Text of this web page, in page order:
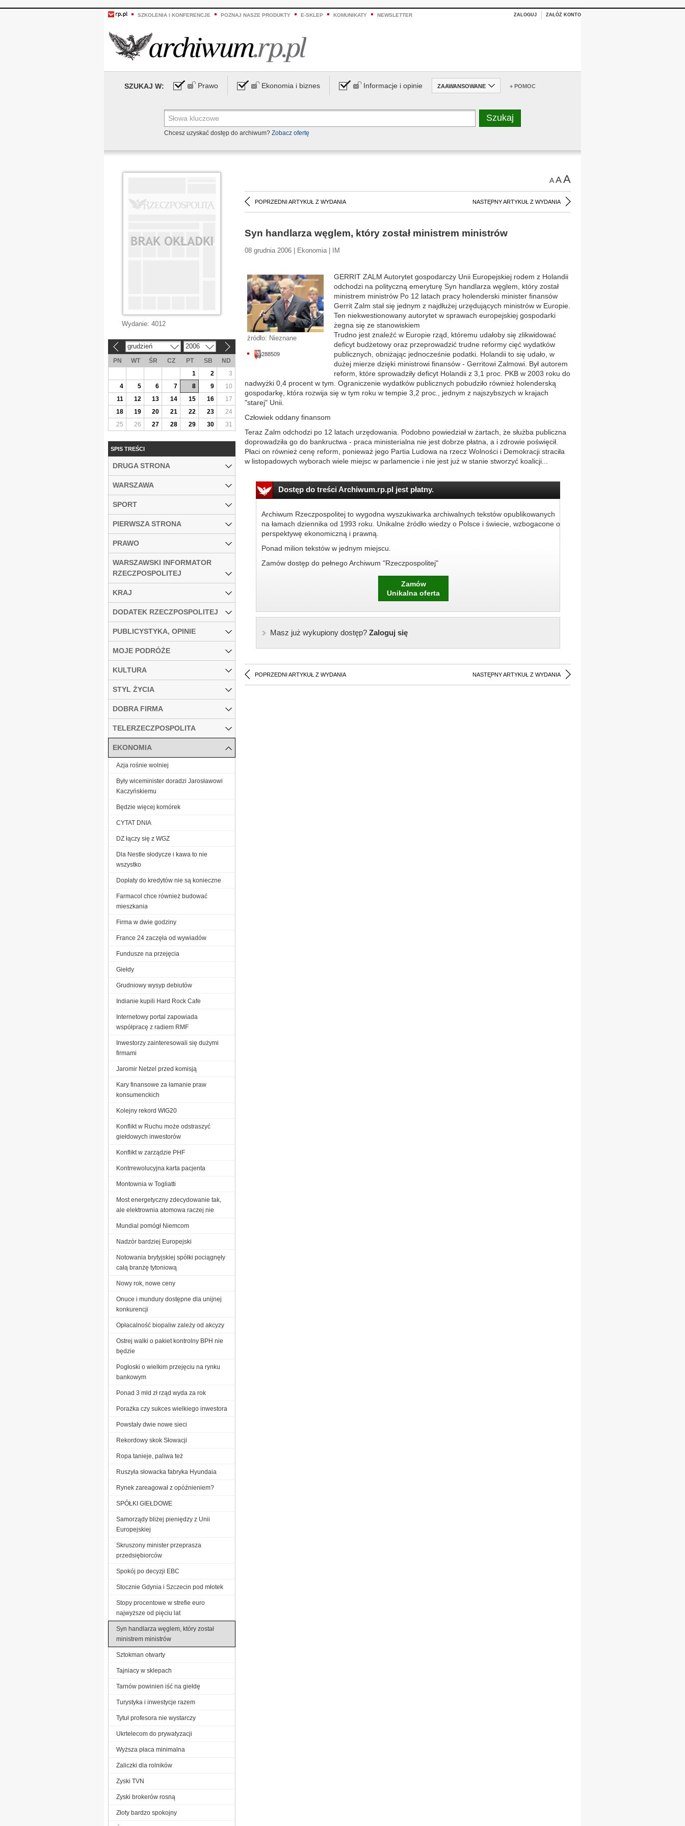
SZKOLENIA I KONFERENCJE POZNAJ NASZE PRODUKTY E-SKLEP KOMUNIKATY NEWSLETTER ZALOGUJ ZAŁÓŻ KONTO
SZUKAJ W: Prawo Ekonomia i biznes Informacje i opinie ZAAWANSOWANE + POMOC
Chcesz uzyskać dostęp do archiwum? Zobacz ofertę
AAA
POPRZEDNI ARTYKUŁ Z WYDANIA NASTĘPNY ARTYKUŁ Z WYDANIA
Syn handlarza węglem, który został ministrem ministrów
08 grudnia 2006 | Ekonomia | IM
źródło: Nieznane
288509
GERRIT ZALM Autorytet gospodarczy Unii Europejskiej rodem z Holandii
odchodzi na polityczną emeryturę Syn handlarza węglem, który został
ministrem ministrów Po 12 latach pracy holenderski minister finansów
Gerrit Zalm stał się jednym z najdłużej urzędujących ministrów w Europie.
Ten niekwestionowany autorytet w sprawach europejskiej gospodarki
żegna się ze stanowiskiem
Trudno jest znaleźć w Europie rząd, któremu udałoby się zlikwidować
deficyt budżetowy oraz przeprowadzić trudne reformy cięć wydatków
publicznych, obniżając jednocześnie podatki. Holandii to się udało, w
dużej mierze dzięki ministrowi finansów - Gerritowi Zalmowi. Był autorem
reform, które sprowadziły deficyt Holandii z 3,1 proc. PKB w 2003 roku do
nadwyżki 0,4 procent w tym. Ograniczenie wydatków publicznych pobudziło również holenderską
gospodarkę, która rozwija się w tym roku w tempie 3,2 proc., jednym z najszybszych w krajach
"starej" Unii.
Człowiek oddany finansom
Teraz Zalm odchodzi po 12 latach urzędowania. Podobno powiedział w żartach, że służba publiczna
doprowadziła go do bankructwa - praca ministerialna nie jest dobrze płatna, a i zdrowie poświęcił.
Płaci on również cenę reform, ponieważ jego Partia Ludowa na rzecz Wolności i Demokracji straciła
w listopadowych wyborach wiele miejsc w parlamencie i nie jest już w stanie stworzyć koalicji...
Dostęp do treści Archiwum.rp.pl jest płatny.
Archiwum Rzeczpospolitej to wygodna wyszukiwarka archiwalnych tekstów opublikowanych
na łamach dziennika od 1993 roku. Unikalne źródło wiedzy o Polsce i świecie, wzbogacone o
perspektywę ekonomiczną i prawną.
Ponad milion tekstów w jednym miejscu.
Zamów dostęp do pełnego Archiwum "Rzeczpospolitej"
Zamów
Unikalna oferta
Masz już wykupiony dostęp?Zaloguj się
POPRZEDNI ARTYKUŁ Z WYDANIA NASTĘPNY ARTYKUŁ Z WYDANIA
Wydanie: 4012
grudzień 2006
PN WT ŚR CZ PT SB
ND
1
2
3
4
5 6 7 8 9
10
11
12 13 14 15 16
17
18
19 20 21 22 23
24
25
26 27 28 29 30 31
SPIS TREŚCI
DRUGA STRONA
WARSZAWA
SPORT
PIERWSZA STRONA
PRAWO
WARSZAWSKI INFORMATOR
RZECZPOSPOLITEJ
KRAJ
DODATEK RZECZPOSPOLITEJ
PUBLICYSTYKA, OPINIE
MOJE PODRÓŻE
KULTURA
STYL ŻYCIA
DOBRA FIRMA
TELERZECZPOSPOLITA
EKONOMIA
Azja rośnie wolniej
Były wiceminister doradzi Jarosławowi
Kaczyńskiemu
Będzie więcej komórek
CYTAT DNIA
DZ łączy się z WGZ
Dla Nestle słodycze i kawa to nie
wszystko
Dopłaty do kredytów nie są konieczne
Farmacol chce również budować
mieszkania
Firma w dwie godziny
France 24 zaczęła od wywiadów
Fundusze na przejęcia
Giełdy
Grudniowy wysyp debiutów
Indianie kupili Hard Rock Cafe
Internetowy portal zapowiada
współpracę z radiem RMF
Inwestorzy zainteresowali się dużymi
firmami
Jaromir Netzel przed komisją
Kary finansowe za łamanie praw
konsumenckich
Kolejny rekord WIG20
Konflikt w Ruchu może odstraszyć
giełdowych inwestorów
Konflikt w zarządzie PHF
Kontrrewolucyjna karta pacjenta
Montownia w Togliatti
Most energetyczny zdecydowanie tak,
ale elektrownia atomowa raczej nie
Mundial pomógł Niemcom
Nadzór bardziej Europejski
Notowania brytyjskiej spółki pociągnęły
całą branżę tytoniową
Nowy rok, nowe ceny
Onuce i mundury dostępne dla unijnej
konkurencji
Opłacalność biopaliw zależy od akcyzy
Ostrej walki o pakiet kontrolny BPH nie
będzie
Pogłoski o wielkim przejęciu na rynku
bankowym
Ponad 3 mld zł rząd wyda za rok
Porażka czy sukces wielkiego inwestora
Powstały dwie nowe sieci
Rekordowy skok Słowacji
Ropa tanieje, paliwa też
Ruszyła słowacka fabryka Hyundaia
Rynek zareagował z opóźnieniem?
SPÓŁKI GIEŁDOWE
Samorządy bliżej pieniędzy z Unii
Europejskiej
Skruszony minister przeprasza
przedsiębiorców
Spokój po decyzji EBC
Stocznie Gdynia i Szczecin pod młotek
Stopy procentowe w strefie euro
najwyższe od pięciu lat
Syn handlarza węglem, który został
ministrem ministrów
Sztokman otwarty
Tajniacy w sklepach
Tarnów powinien iść na giełdę
Turystyka i inwestycje razem
Tytuł profesora nie wystarczy
Ukrtelecom do prywatyzacji
Wyższa płaca minimalna
Zaliczki dla rolników
Zyski TVN
Zyski brokerów rosną
Złoty bardzo spokojny